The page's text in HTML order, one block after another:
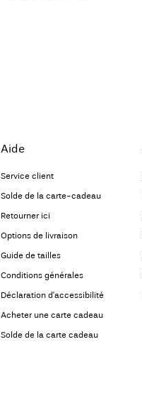
Aide
Service client
Solde de la carte-cadeau
Retourner ici
Options de livraison
Guide de tailles
Conditions générales
Déclaration d’accessibilité
Acheter une carte cadeau
Solde de la carte cadeau